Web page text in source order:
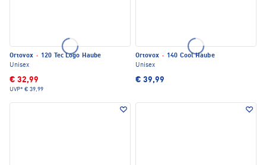
Ortovox · 120 Tec Logo Haube
Unisex
€ 32,99
UVP* € 39,99
Ortovox · 140 Cool Haube
Unisex
€ 39,99